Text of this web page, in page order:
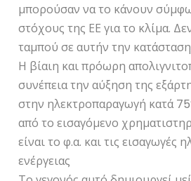
μπορούσαν να το κάνουν
στόχους της ΕΕ για το κλίμα.
ταμπού σε αυτήν την
Η βίαιη και πρόωρη
συνέπεια την αύξηση της
στην ηλεκτροπαραγωγή κατά
από το εισαγόμενο
είναι το φ.α. και τις εισαγωγές
ενέργειας